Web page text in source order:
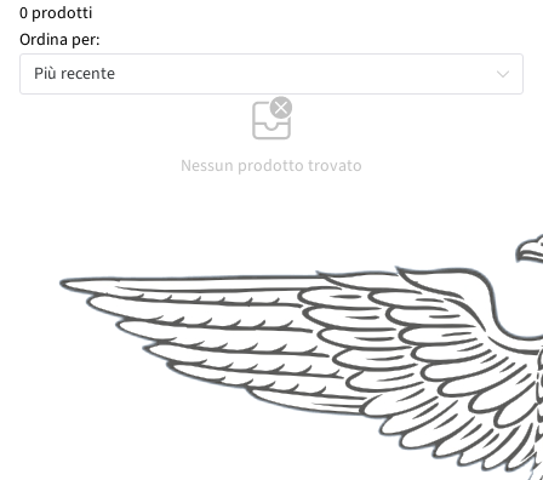
0 prodotti
Ordina per:
Più recente
Nessun prodotto trovato